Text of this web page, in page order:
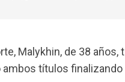
Malykhin, de 38
ambos títulos